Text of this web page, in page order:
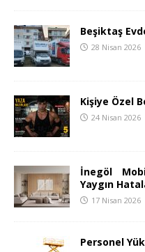
Beşiktaş
28 Nisan 2026
Kişiye Özel
24 Nisan 2026
İnegöl
Yaygın
17 Nisan 2026
Personel